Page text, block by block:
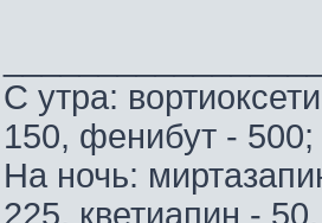
С утра:
150, фенибут - 500;
На ночь:
225, кветиапин -